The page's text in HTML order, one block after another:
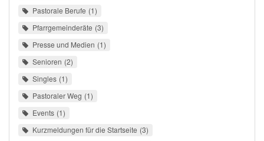
Pastorale Berufe 1
Pfarrgemeinderäte 3
Presse und Medien 1
Senioren 2
Singles 1
Pastoraler Weg 1
Events 1
Kurzmeldungen für die Startseite 3